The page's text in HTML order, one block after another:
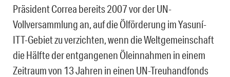
Präsident Correa bereits 2007 vor der UN-
Vollversammlung an, auf die Ölförderung im Yasuní-
ITT-Gebiet zu verzichten, wenn die Weltgemeinschaft
die Hälfte der entgangenen Öleinnahmen in einem
Zeitraum von 13 Jahren in einen UN-Treuhandfonds